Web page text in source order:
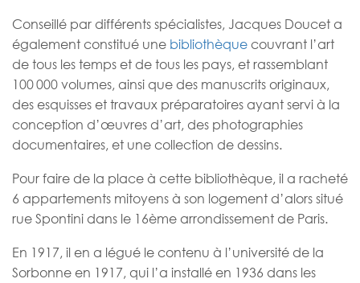
Conseillé par différents spécialistes, Jacques Doucet a
également constitué une bibliothèquecouvrant l’art
de tous les temps et de tous les pays, et rassemblant
100 000 volumes, ainsi que des manuscrits originaux,
des esquisses et travaux préparatoires ayant servi à la
conception d’œuvres d’art, des photographies
documentaires, et une collection de dessins.
Pour faire de la place à cette bibliothèque, il a racheté
6 appartements mitoyens à son logement d’alors situé
rue Spontini dans le 16ème arrondissement de Paris.
En 1917, il en a légué le contenu à l’université de la
Sorbonne en 1917, qui l’a installé en 1936 dans les